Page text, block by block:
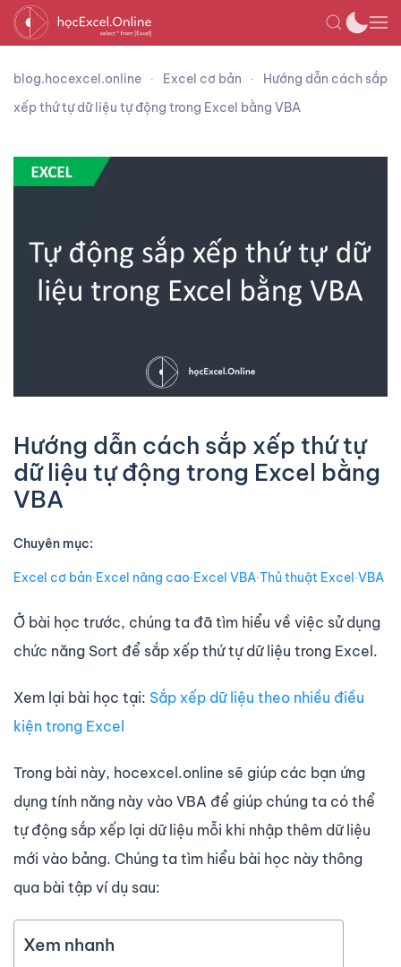
blog.hocexcel.online Excel cơ bản
Hướng dẫn cách sắp
xếp thứ tự dữ liệu tự động trong Excel bằng VBA
Hướng dẫn cách sắp xếp thứ tự
dữ liệu tự động trong Excel bằng
VBA
Chuyên mục:
Excel cơ bản∙Excel nâng cao∙Excel VBA∙Thủ thuật Excel∙VBA
Ở bài học trước, chúng ta đã tìm hiểu về việc sử dụng
chức năng Sort để sắp xếp thứ tự dữ liệu trong Excel.
Xem lại bài học tại: Sắp xếp dữ liệu theo nhiều điều
kiện trong Excel
Trong bài này, hocexcel.online sẽ giúp các bạn ứng
dụng tính năng này vào VBA để giúp chúng ta có thể
tự động sắp xếp lại dữ liệu mỗi khi nhập thêm dữ liệu
mới vào bảng. Chúng ta tìm hiểu bài học này thông
qua bài tập ví dụ sau:
Xem nhanh